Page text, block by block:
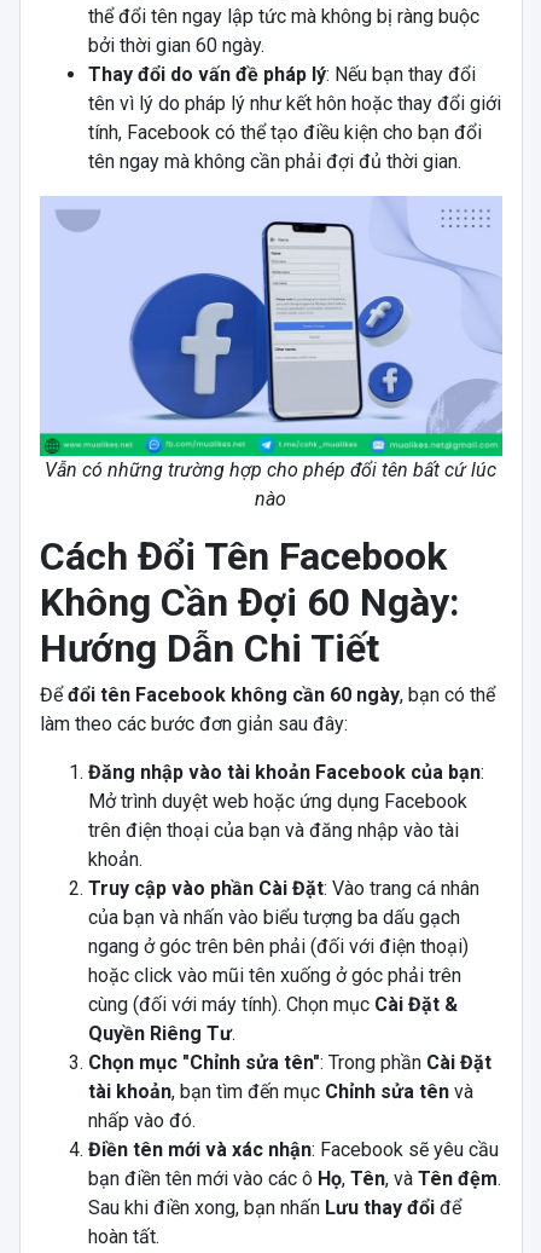
thể đổi tên ngay lập tức mà không bị ràng buộc
bởi thời gian 60 ngày.
Thay đổi do vấn đề pháp lý: Nếu bạn thay đổi
tên vì lý do pháp lý như kết hôn hoặc thay đổi giới
tính, Facebook có thể tạo điều kiện cho bạn đổi
tên ngay mà không cần phải đợi đủ thời gian.
Vẫn có những trường hợp cho phép đổi tên bất cứ lúc
nào
Cách Đổi Tên Facebook
Không Cần Đợi 60 Ngày:
Hướng Dẫn Chi Tiết
Đểđổi tên Facebook không cần 60 ngày, bạn có thể
làm theo các bước đơn giản sau đây:
Đăng nhập vào tài khoản Facebook của bạn:
Mở trình duyệt web hoặc ứng dụng Facebook
trên điện thoại của bạn và đăng nhập vào tài
khoản.
Truy cập vào phần Cài Đặt: Vào trang cá nhân
của bạn và nhấn vào biểu tượng ba dấu gạch
ngang ở góc trên bên phải (đối với điện thoại)
hoặc click vào mũi tên xuống ở góc phải trên
cùng (đối với máy tính). Chọn mục Cài Đặt &
Quyền Riêng Tư.
Chọn mục "Chỉnh sửa tên": Trong phần Cài Đặt
tài khoản, bạn tìm đến mục Chỉnh sửa tênvà
nhấp vào đó.
Điền tên mới và xác nhận: Facebook sẽ yêu cầu
bạn điền tên mới vào các ô Họ, Tên, và Tên đệm.
Sau khi điền xong, bạn nhấn Lưu thay đổiđể
hoàn tất.